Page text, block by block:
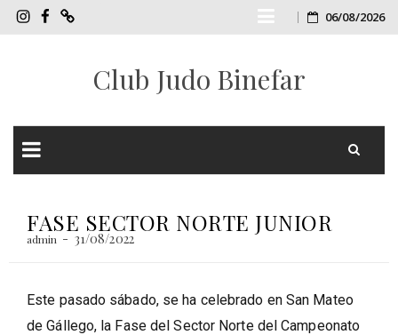
InstagramCJB
FacebookCJB
TIENDA
Skip
content
06/08/2026
Club Judo Binefar
content
FASE SECTOR NORTE JUNIOR
admin 31/08/2022
Este pasado sábado, se ha celebrado en San Mateo
de Gállego, la Fase del Sector Norte del Campeonato